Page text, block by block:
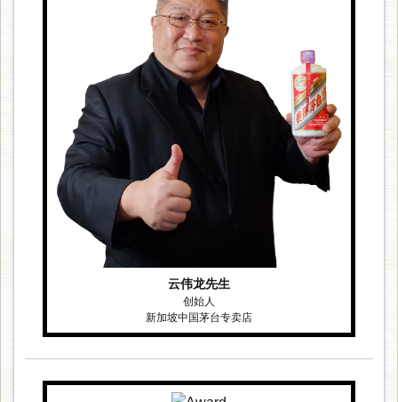
云伟龙先生
创始人
新加坡中国茅台专卖店